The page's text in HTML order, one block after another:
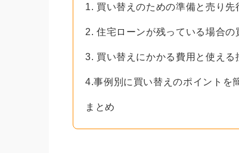
1. 買い替えのための準備と売り
2. 住宅ローンが残っている場合の
3. 買い替えにかかる費用と使える
4.事例別に買い替えのポイントを
まとめ